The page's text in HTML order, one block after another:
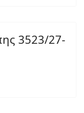
3523/27-